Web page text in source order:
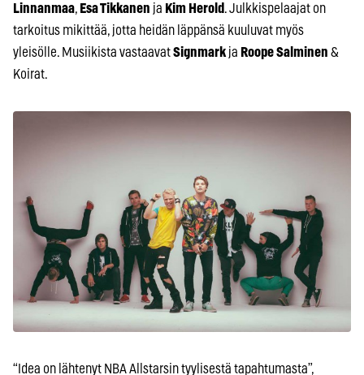
Linnanmaa, Esa Tikkanen ja Kim Herold . Julkkispelaajat on
tarkoitus mikittää, jotta heidän läppänsä kuuluvat myös
yleisölle. Musiikista vastaavatSignmark ja Roope Salminen &
Koirat.
“Idea on lähtenyt NBA Allstarsin tyylisestä tapahtumasta”,